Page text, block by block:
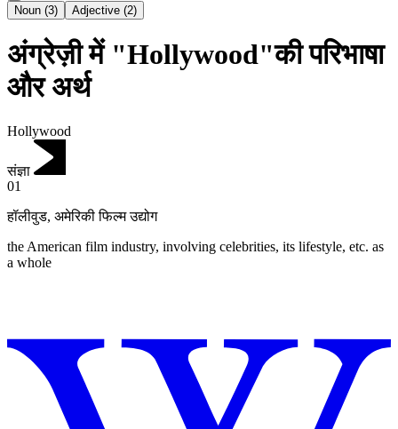
Noun (3) Adjective (2)
अंग्रेज़ी में "Hollywood"की परिभाषा
और अर्थ
Hollywood
संज्ञा
01
हॉलीवुड, अमेरिकी फिल्म उद्योग
the American film industry, involving celebrities, its lifestyle, etc. as
a whole